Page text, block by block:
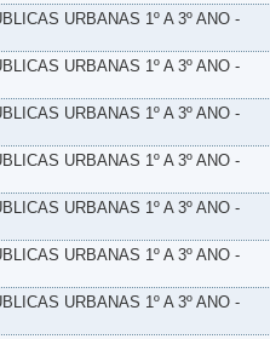
URBANAS 1º A 3º ANO -
URBANAS 1º A 3º ANO -
URBANAS 1º A 3º ANO -
URBANAS 1º A 3º ANO -
URBANAS 1º A 3º ANO -
URBANAS 1º A 3º ANO -
URBANAS 1º A 3º ANO -